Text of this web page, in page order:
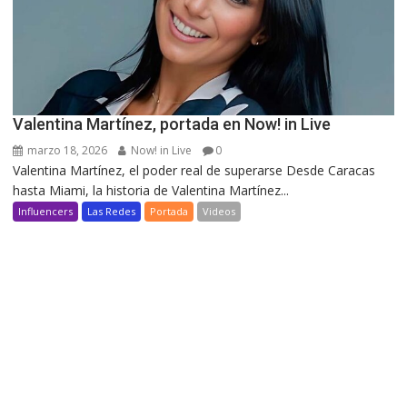
Valentina Martínez, portada en Now! in Live
marzo 18, 2026 Now! in Live 0
Valentina Martínez, el poder real de superarse Desde Caracas
hasta Miami, la historia de Valentina Martínez...
Influencers Las Redes Portada Videos